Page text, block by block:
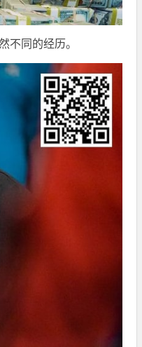
不同的经历。